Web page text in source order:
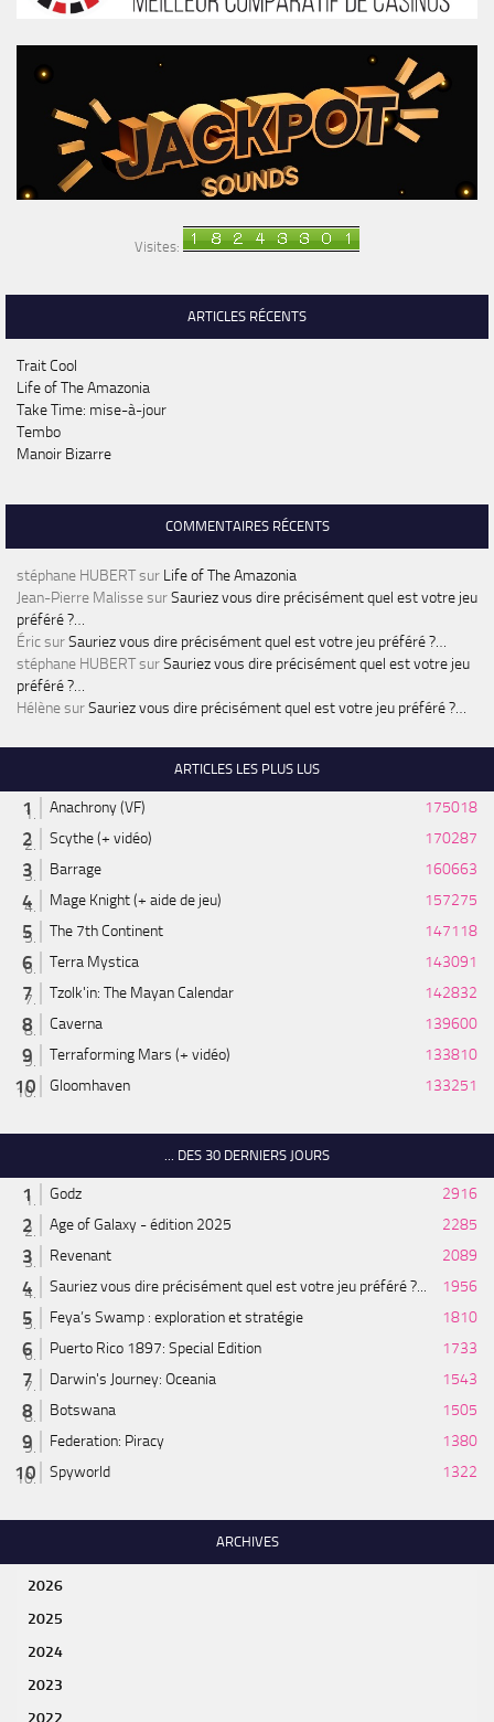
Visites:
ARTICLES RÉCENTS
Trait Cool
Life of The Amazonia
Take Time: mise-à-jour
Tembo
Manoir Bizarre
COMMENTAIRES RÉCENTS
stéphane HUBERTsur Life of The Amazonia
Jean-Pierre MalissesurSauriez vous dire précisément quel est votre jeu
préféré ?…
ÉricsurSauriez vous dire précisément quel est votre jeu préféré ?…
stéphane HUBERTsurSauriez vous dire précisément quel est votre jeu
préféré ?…
HélènesurSauriez vous dire précisément quel est votre jeu préféré ?…
ARTICLES LES PLUS LUS
Anachrony (VF)
175018
Scythe (+ vidéo)
170287
Barrage
160663
Mage Knight (+ aide de jeu)
157275
The 7th Continent
147118
Terra Mystica
143091
Tzolk'in: The Mayan Calendar
142832
Caverna
139600
Terraforming Mars (+ vidéo)
133810
Gloomhaven
133251
... DES 30 DERNIERS JOURS
Godz
2916
Age of Galaxy - édition 2025
2285
Revenant
2089
Sauriez vous dire précisément quel est votre jeu préféré ?...
1956
Feya’s Swamp : exploration et stratégie
1810
Puerto Rico 1897: Special Edition
1733
Darwin's Journey: Oceania
1543
Botswana
1505
Federation: Piracy
1380
Spyworld
1322
ARCHIVES
2026
2025
2024
2023